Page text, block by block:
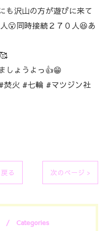
も沢山の方が遊びに来て
😮同時接続２７０人😆あ
しょうよっ👍😁
火 #七輪 #マツジン社
る 次のページ >
Categories